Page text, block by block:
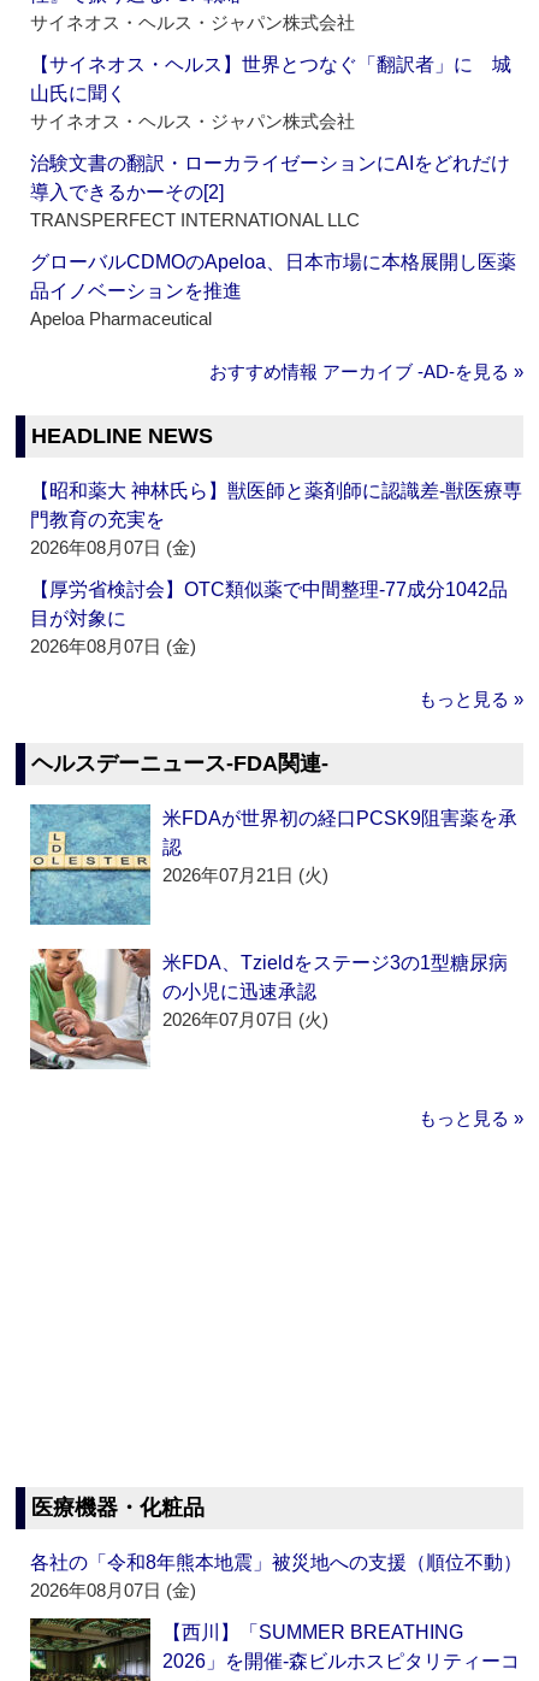
サイネオス・ヘルス・ジャパン株式会社
【サイネオス・ヘルス】世界とつなぐ「翻訳者」に 城
山氏に聞く
サイネオス・ヘルス・ジャパン株式会社
治験文書の翻訳・ローカライゼーションにAIをどれだけ
導入できるかーその[2]
TRANSPERFECT INTERNATIONAL LLC
グローバルCDMOのApeloa、日本市場に本格展開し医薬
品イノベーションを推進
Apeloa Pharmaceutical
おすすめ情報 アーカイブ ‐AD‐を見る »
HEADLINE NEWS
【昭和薬大 神林氏ら】獣医師と薬剤師に認識差‐獣医療専
門教育の充実を
2026年08月07日 (金)
【厚労省検討会】OTC類似薬で中間整理‐77成分1042品
目が対象に
2026年08月07日 (金)
もっと見る »
ヘルスデーニュース‐FDA関連‐
米FDAが世界初の経口PCSK9阻害薬を承
認
2026年07月21日 (火)
米FDA、Tzieldをステージ3の1型糖尿病
の小児に迅速承認
2026年07月07日 (火)
もっと見る »
医療機器・化粧品
各社の「令和8年熊本地震」被災地への支援（順位不動）
2026年08月07日 (金)
【西川】「SUMMER BREATHING
2026」を開催‐森ビルホスピタリティーコ